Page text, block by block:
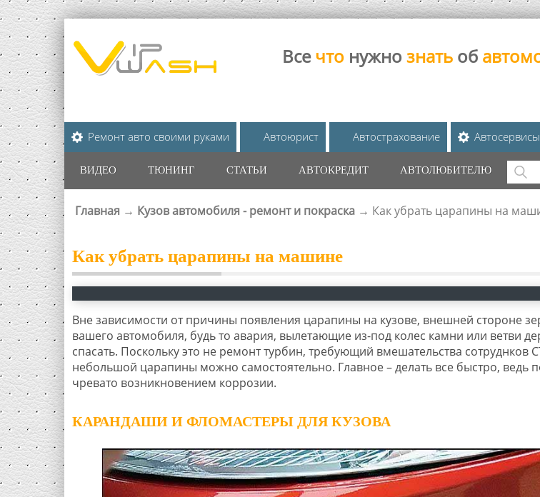
Все что нужно знать об
Ремонт авто своими руками Автоюрист Автострахование Автосервисы
ВИДЕО ТЮНИНГ СТАТЬИ АВТОКРЕДИТ АВТОЛЮБИТЕЛЮ
ВЫ ЗДЕСЬ
Главная → Кузов автомобиля - ремонт и покраска → Как убрать царапины на
Как убрать царапины на машине
Вне зависимости от причины появления царапины на кузове, внешней стороне
вашего автомобиля, будь то авария, вылетающие из-под колес камни или ветви
спасать. Поскольку это не ремонт турбин, требующий вмешательства сотруднков
небольшой царапины можно самостоятельно. Главное – делать все быстро, ведь
чревато возникновением коррозии.
КАРАНДАШИ И ФЛОМАСТЕРЫ ДЛЯ КУЗОВА